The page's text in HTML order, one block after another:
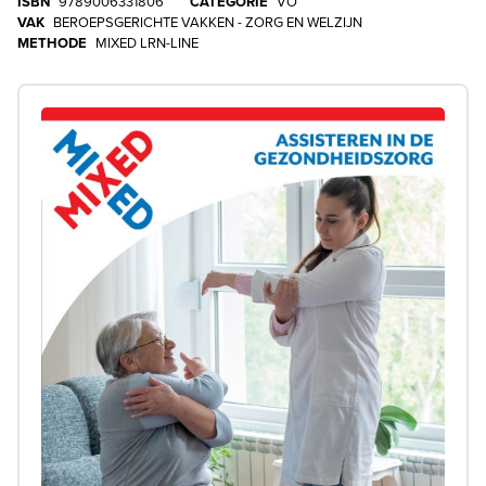
VAK BEROEPSGERICHTE VAKKEN - ZORG EN WELZIJN
METHODE MIXED LRN-LINE